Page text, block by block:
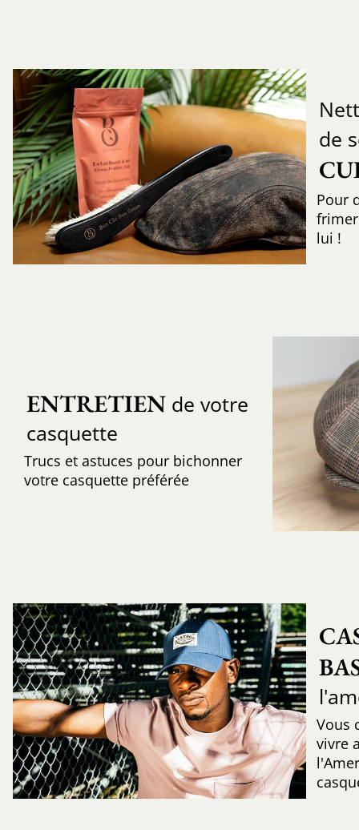
de
Pour
lui !
ENTRETIENde votre
casquette
Trucs et astuces pour bichonner
votre casquette préférée
Vous
vivre